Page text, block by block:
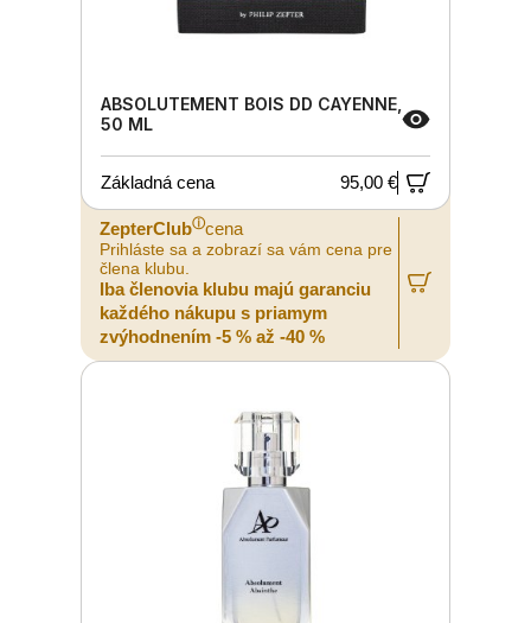
ABSOLUTEMENT BOIS DD CAYENNE,
50 ML
Základná cena 95,00 €
ZepterClubⓘcena
Prihláste sa a zobrazí sa vám cena pre
člena klubu.
Iba členovia klubu majú garanciu
každého nákupu s priamym
zvýhodnením -5 % až -40 %